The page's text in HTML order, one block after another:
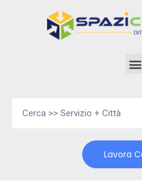
Lavora